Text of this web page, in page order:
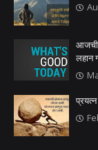
आजची
लहान